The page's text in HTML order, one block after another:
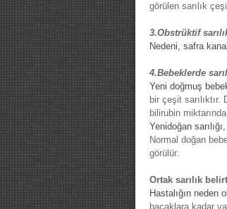
görülen sarılık
3.Obstrüktif
Nedeni, safra
4.Bebeklerde
Yeni doğmuş
bir çeşit sarılıktır.
bilirubin
Yenidoğan sarılığı,
Normal doğan
görülür.
Ortak sarılık
Hastalığın neden
bacaklara kadar